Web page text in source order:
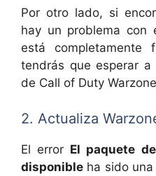
Por otro lado, si
hay un problema con
está
tendrás que esperar a
de Call of Duty
2. Actualiza
El error El paquete
disponible ha sido